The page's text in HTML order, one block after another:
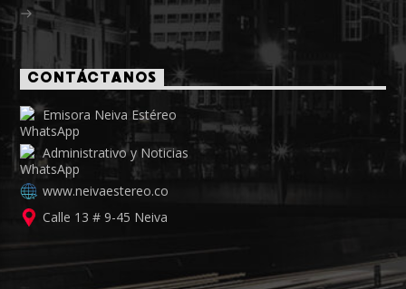
CONTÁCTANOS
Emisora Neiva Estéreo
Administrativo y Noticias
www.neivaestereo.co
Calle 13 # 9-45 Neiva